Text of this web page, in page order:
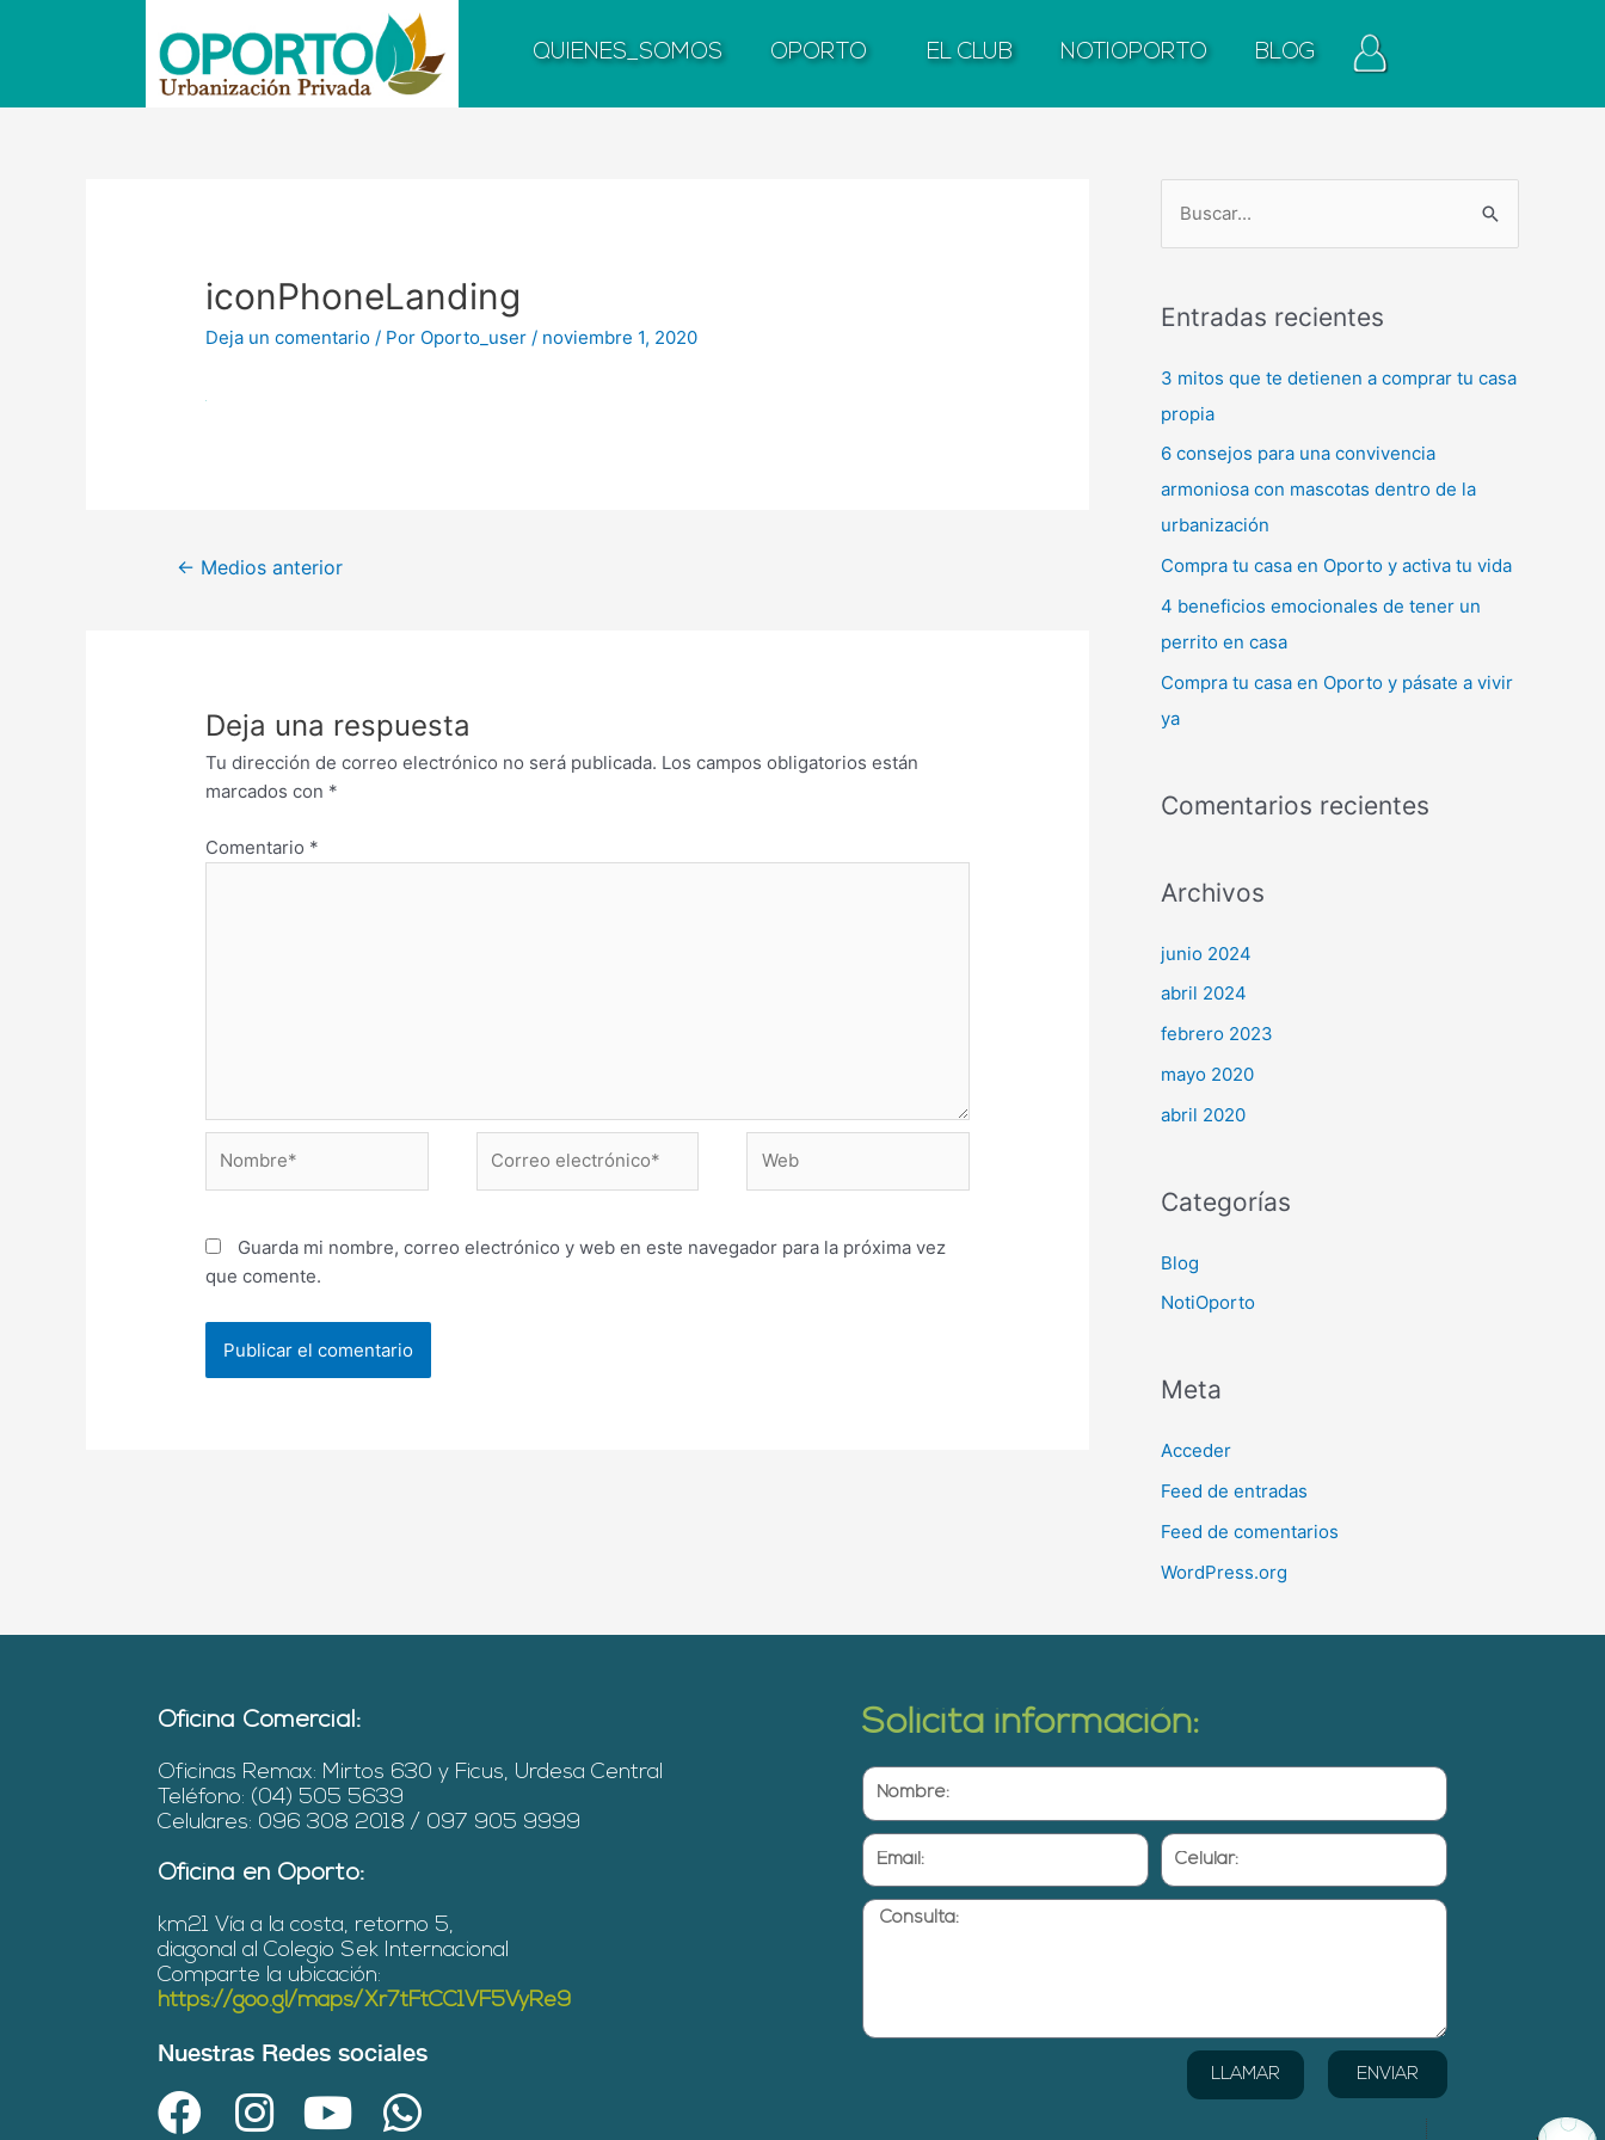
QUIENES_SOMOS OPORTO EL CLUB NOTIOPORTO BLOG
iconPhoneLanding
Deja un comentario / Por Oporto_user / noviembre 1, 2020
← Medios anterior
Deja una respuesta
Tu dirección de correo electrónico no será publicada. Los campos obligatorios están
marcados con *
Comentario *
electrónico*
Guarda mi nombre, correo electrónico y web en este navegador para la próxima vez
que comente.
u
c
o
r
Entradas recientes
3 mitos que te detienen a comprar tu casa
propia
6 consejos para una convivencia
armoniosa con mascotas dentro de la
urbanización
Compra tu casa en Oporto y activa tu vida
4 beneficios emocionales de tener un
perrito en casa
Compra tu casa en Oporto y pásate a vivir
ya
Comentarios recientes
Archivos
junio 2024
abril 2024
febrero 2023
mayo 2020
abril 2020
Categorías
Blog
NotiOporto
Meta
Acceder
Feed de entradas
Feed de comentarios
WordPress.org
Oficina Comercial:
Oficinas Remax: Mirtos 630 y Ficus, Urdesa Central
Teléfono: (04) 505 5639
Celulares: 096 308 2018 / 097 905 9999
Oficina en Oporto:
km21 Vía a la costa, retorno 5,
diagonal al Colegio Sek Internacional
Comparte la ubicación:
https://goo.gl/maps/Xr7tFtCC1VF5VyRe9
Nuestras Redes sociales
F
I
Y
W
Solicita información:
Nombre:
Email: Celular:
Consulta:
ENVIAR
LLAMAR